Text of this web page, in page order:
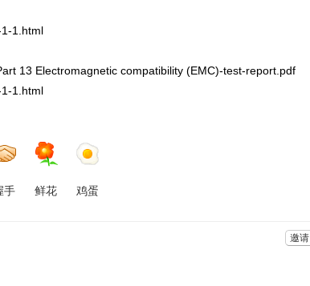
1.html
13 Electromagnetic compatibility (EMC)-test-report.pdf
1.html
手 鲜花 鸡蛋
邀请